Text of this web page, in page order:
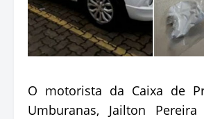
O motorista da Caixa de
Umburanas, Jailton